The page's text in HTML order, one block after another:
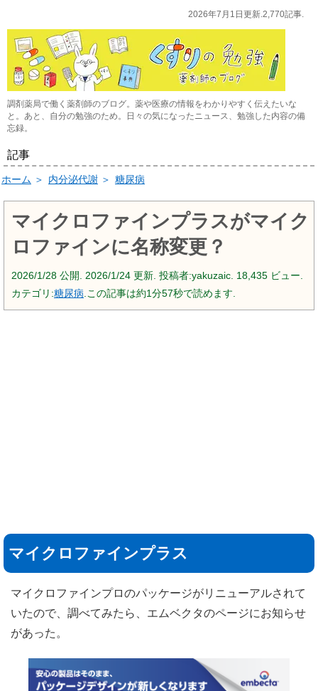
2026年7月1日更新.2,770記事.
調剤薬局で働く薬剤師のブログ。薬や医療の情報をわかりやすく伝えたいな
と。あと、自分の勉強のため。日々の気になったニュース、勉強した内容の備
忘録。
記事
ホーム ＞ 内分泌代謝 ＞ 糖尿病
マイクロファインプラスがマイク
ロファインに名称変更？
2026/1/28 公開. 2026/1/24 更新. 投稿者:yakuzaic. 18,435 ビュー.
カテゴリ:糖尿病 .この記事は約1分57秒で読めます.
マイクロファインプラス
マイクロファインプロのパッケージがリニューアルされて
いたので、調べてみたら、エムベクタのページにお知らせ
があった。